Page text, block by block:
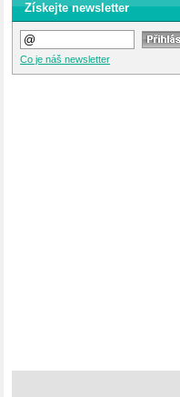
Získejte newsletter
Co je náš newsletter